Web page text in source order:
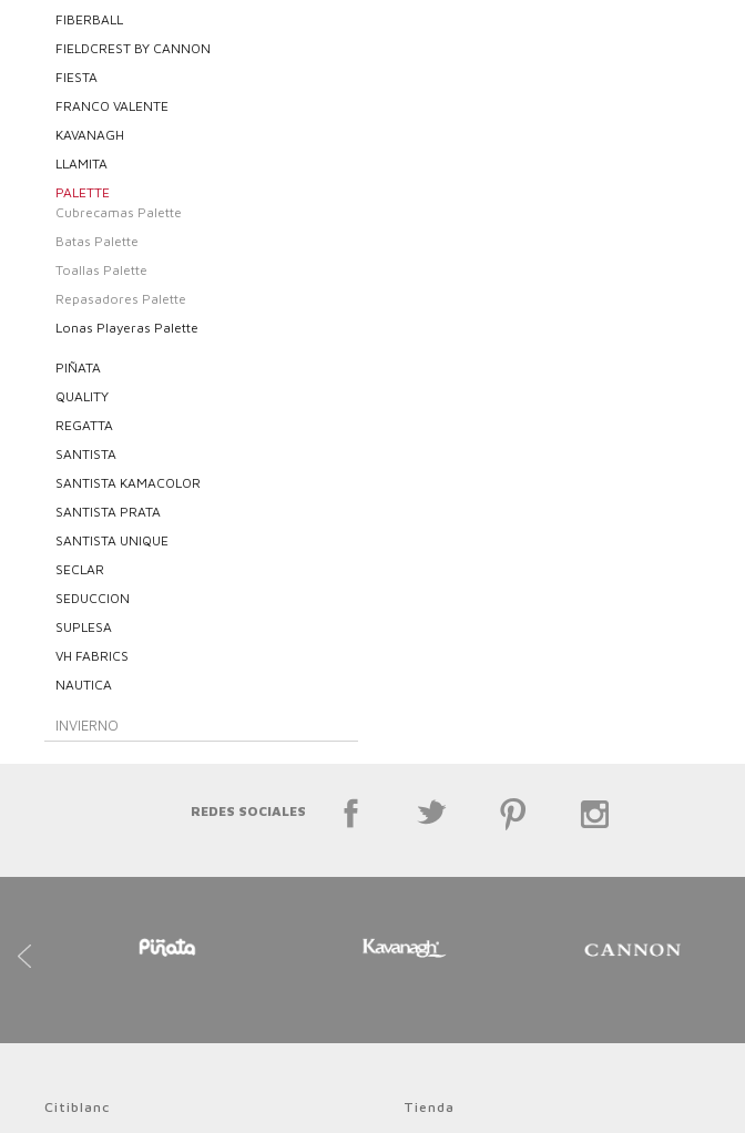
FIBERBALL
FIELDCREST BY CANNON
FIESTA
FRANCO VALENTE
KAVANAGH
LLAMITA
PALETTE
Cubrecamas Palette
Batas Palette
Toallas Palette
Repasadores Palette
Lonas Playeras Palette
PIÑATA
QUALITY
REGATTA
SANTISTA
SANTISTA KAMACOLOR
SANTISTA PRATA
SANTISTA UNIQUE
SECLAR
SEDUCCION
SUPLESA
VH FABRICS
NAUTICA
INVIERNO
REDES SOCIALES
Citiblanc Tienda